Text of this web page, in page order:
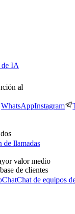
de IA
al
WhatsAppInstagram
de llamadas
valor medio
de clientes
Chat de equipos